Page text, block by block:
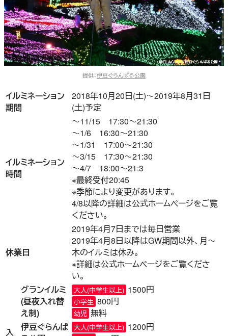
提供：伊豆ぐらんぱる公園
イルミネーション
期間
2018年10月20日(土)～2019年8月31日
(土)予定
イルミネーション
時間
～11/15 17:30～21:30
～1/6 16:30～21:30
～1/31 17:00～21:30
～3/15 17:30～21:30
～4/7 18:00～21:3
※最終受付20:45
※季節により変更があります。
4/8以降の詳細は公式ホームページをご覧
ください。
休業日
2019年4月7日までは毎日営業
2019年4月8日以降はGW期間以外、月～
木のイルミは休み。
※詳細は公式ホームページをご覧くださ
い。
入
グランイルミ
(昼夜入れ替
え制)
大人(中学生以上) 1500円
小学生 800円
幼児 無料
伊豆ぐらんぱ 大人(中学生以上) 1200円